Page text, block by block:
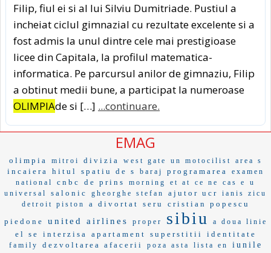
Filip, fiul ei si al lui Silviu Dumitriade. Pustiul a
incheiat ciclul gimnazial cu rezultate excelente si a
fost admis la unul dintre cele mai prestigioase
licee din Capitala, la profilul matematica-
informatica. Pe parcursul anilor de gimnaziu, Filip
a obtinut medii bune, a participat la numeroase
OLIMPIAde si […] ...continuare.
EMAG
olimpia mitroi divizia west gate un motocilist area s
incaiera hitul spatiu de s baraj programarea
examen
national
cnbc de prins morning et at ce ne cas e
u
universal
salonic gheorghe stefan ajutor ucr
ianis zicu
detroit piston
a divortat seru
cristian popescu
piedone
united airlines proper sibiu a doua linie
el se interzisa apartament superstitii identitate
family dezvoltarea afacerii poza asta lista en iunile